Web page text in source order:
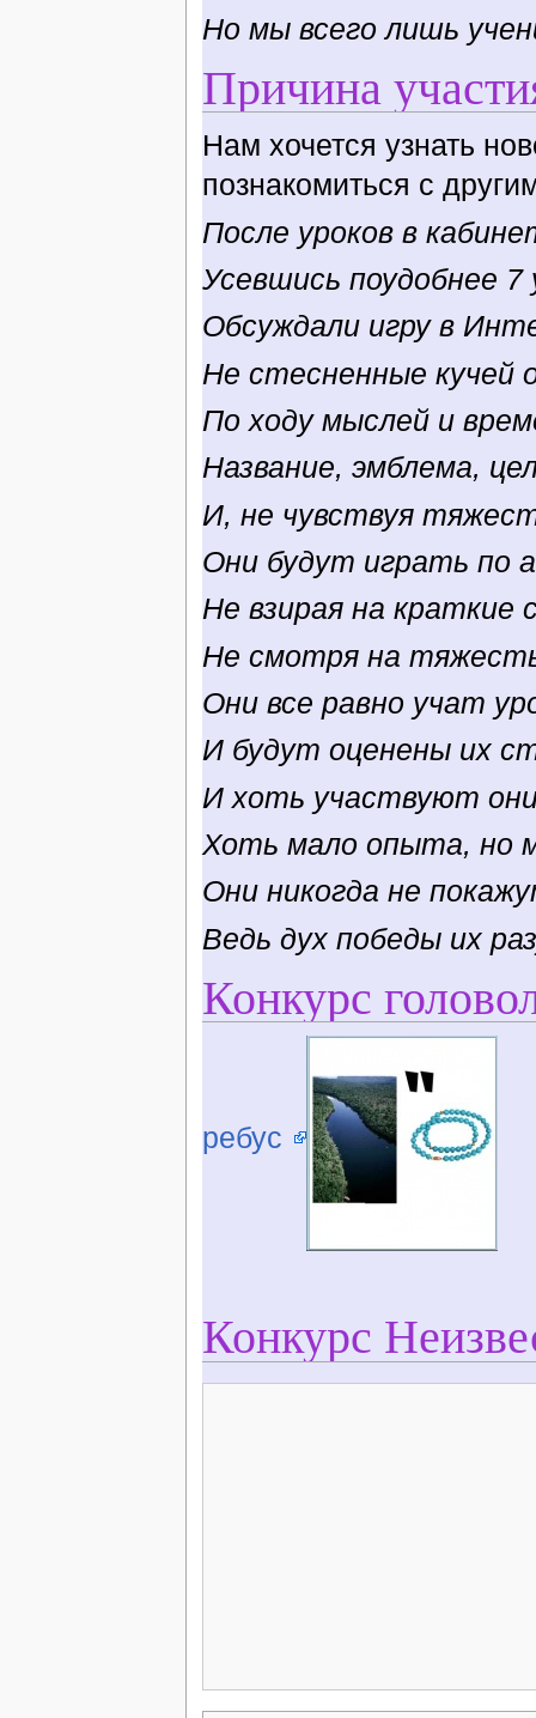
Но мы всего лишь
Причина
Нам хочется узнать
познакомиться с
После уроков в
Усевшись поудобнее 7
Обсуждали игру в
Не стесненные кучей
По ходу мыслей и
Название, эмблема,
И, не чувствуя
Они будут играть по
Не взирая на краткие
Не смотря на
Они все равно учат
И будут оценены их
И хоть участвуют
Хоть мало опыта, но
Они никогда не
Ведь дух победы их
Конкурс
ребус
Конкурс